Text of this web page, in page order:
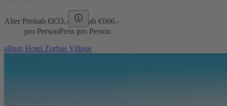
Alter Preisab €833,- ab €666,-
pro PersonPreis pro Person
allsun Hotel Zorbas Village